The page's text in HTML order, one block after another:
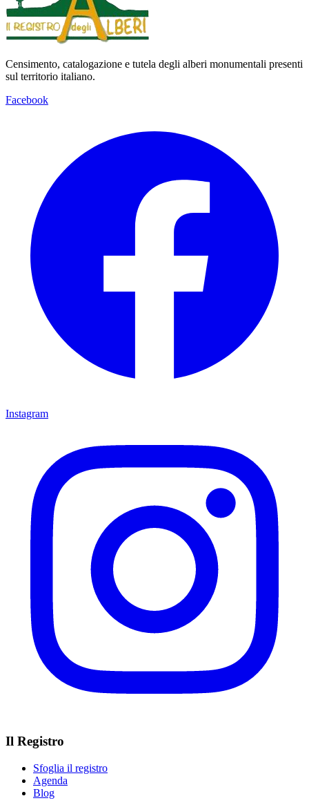
Censimento, catalogazione e tutela degli alberi monumentali presenti
sul territorio italiano.
Facebook
Instagram
Il Registro
Sfoglia il registro
Agenda
Blog